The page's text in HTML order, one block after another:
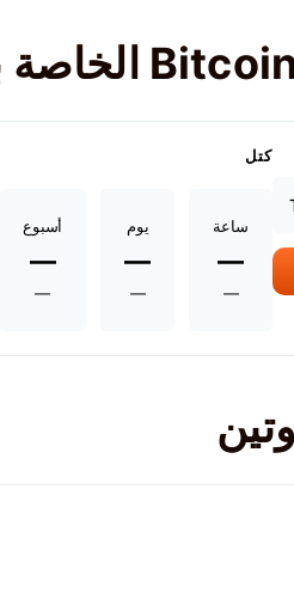
كتل
ساعة
—
—
يوم
—
—
أسبوع
—
—